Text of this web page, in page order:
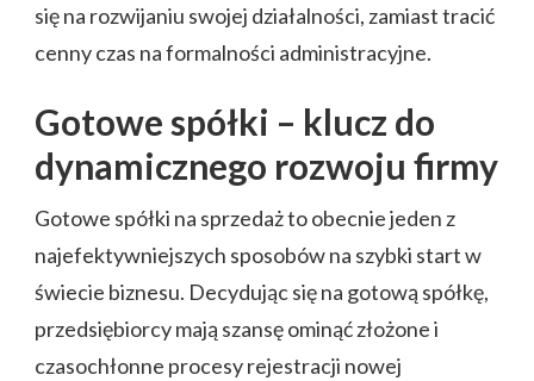
się na rozwijaniu swojej działalności, zamiast tracić
cenny czas na formalności administracyjne.
Gotowe spółki – klucz do
dynamicznego rozwoju firmy
Gotowe spółki na sprzedaż to obecnie jeden z
najefektywniejszych sposobów na szybki start w
świecie biznesu. Decydując się na gotową spółkę,
przedsiębiorcy mają szansę ominąć złożone i
czasochłonne procesy rejestracji nowej